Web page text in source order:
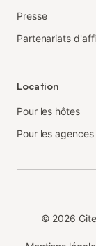
Presse
Partenariats
Location
Pour les hôtes
Pour les
© 2026